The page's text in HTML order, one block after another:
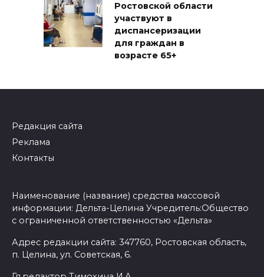
Ростовской области
участвуют в
диспансеризации
для граждан в
возрасте 65+
Редакция сайта
Реклама
Контакты
Наименование (название) средства массовой
информации: Дельта-Целина Учредитель:Общество
с ограниченной ответственностью «Дельта»
Адрес редакции сайта: 347760, Ростовская область,
п. Целина, ул. Советская, 6.